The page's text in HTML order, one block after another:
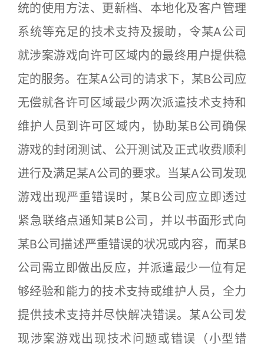
统的使用方法、更新档、本地化及客户管理
系统等充足的技术支持及援助，令某A公司
就涉案游戏向许可区域内的最终用户提供稳
定的服务。在某A公司的请求下，某B公司应
无偿就各许可区域最少两次派遣技术支持和
维护人员到许可区域内，协助某B公司确保
游戏的封闭测试、公开测试及正式收费顺利
进行及满足某A公司的要求。当某A公司发现
游戏出现严重错误时，某B公司应立即透过
紧急联络点通知某B公司，并以书面形式向
某B公司描述严重错误的状况或内容，而某B
公司需立即做出反应，并派遣最少一位有足
够经验和能力的技术支持或维护人员，全力
提供技术支持并尽快解决错误。某A公司发
现涉案游戏出现技术问题或错误（小型错